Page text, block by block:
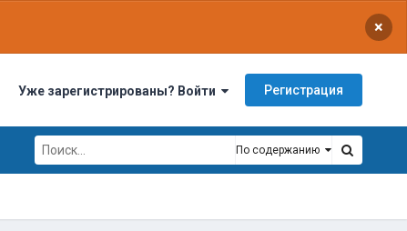
×
Уже зарегистрированы? Войти Регистрация
По содержанию